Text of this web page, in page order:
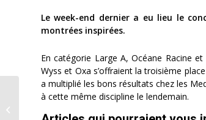
Le week-end dernier a eu lieu le
montrées inspirées.
En catégorie Large A, Océane Racine
Wyss et Oxa s’offraient la troisième
a multiplié les bons résultats chez les
à cette même discipline le lendemain.
Vie au Vallon – Olivier
D. Barrelet